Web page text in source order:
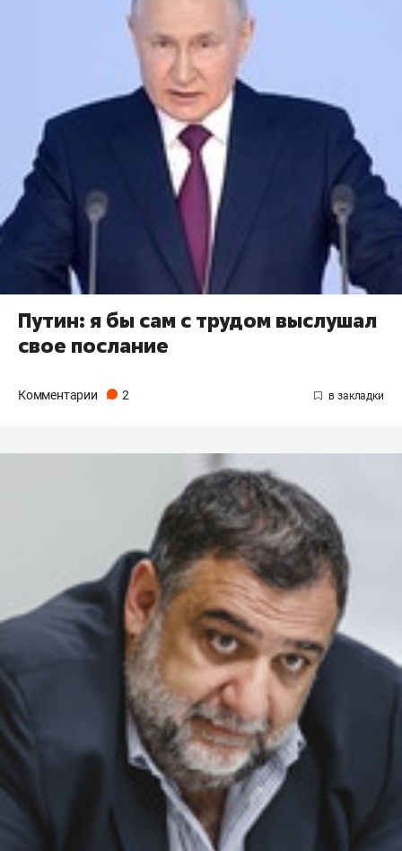
Путин: я бы сам с трудом выслушал
свое послание
Комментарии 2